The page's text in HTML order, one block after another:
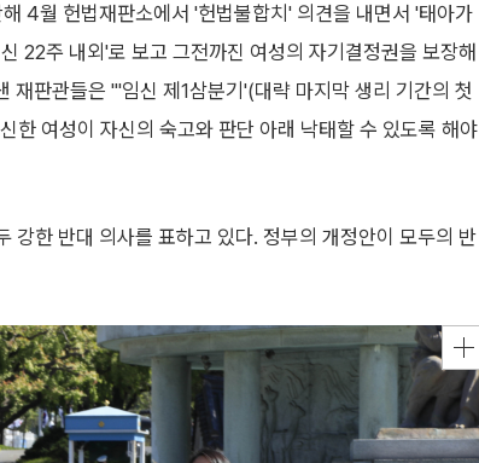
4월 헌법재판소에서 '헌법불합치' 의견을 내면서 '태아가
22주 내외'로 보고 그전까진 여성의 자기결정권을 보장해
재판관들은 "'임신 제1삼분기'(대략 마지막 생리 기간의 첫
한 여성이 자신의 숙고와 판단 아래 낙태할 수 있도록 해야
강한 반대 의사를 표하고 있다. 정부의 개정안이 모두의 반